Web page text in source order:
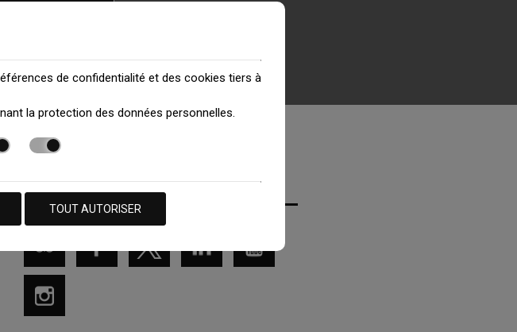
de mariage » Legal Matters »
Suivez-nous
de confidentialité et des cookies tiers à
la protection des données personnelles
TOUT AUTORISER